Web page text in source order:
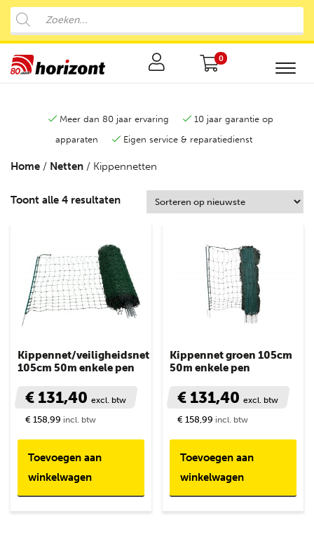
0
Meer dan 80 jaar ervaring
10 jaar garantie op
apparaten
Eigen service & reparatiedienst
Toont alle 4 resultaten
Kippennet/veiligheidsnet
105cm 50m enkele pen
€ 131,40 excl. btw
€ 158,99 incl. btw
Toevoegen aan
winkelwagen
Kippennet groen 105cm
50m enkele pen
€ 131,40excl. btw
€ 158,99 incl. btw
Toevoegen aan
winkelwagen
Home / Netten / Kippennetten